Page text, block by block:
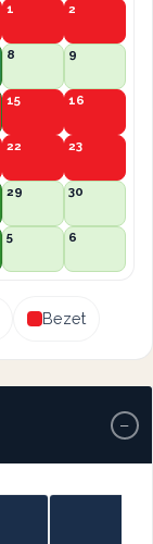
1 2
8 9
15 16
22 23
29 30
5 6
Bezet
−